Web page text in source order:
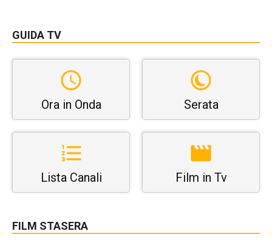
GUIDA TV
Ora in Onda Serata
Lista Canali Film in Tv
FILM STASERA